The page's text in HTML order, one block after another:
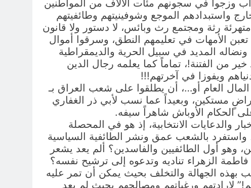
وزجوا في سجونهم مئات الآلاف من المواطنين
واستبدادهم الموجع وشوفينيتهم وطائفيتهم
متهرئة رثة ومجتمع رث وبائس، لا دستور ولا قانون
تعبن الأمهات في تعليمهم النطق، وسرقوا أموال
المديد في سبيل الحرية والديمقراطية
من الفتنة!، تماماً كما يعلمه رجال الدين
ويفوزا في آخرتهم!!!
المال العام أو…، أن يطلقوا على شعب العراق بـ
مستكين، وبعيداً عما نسب لأبي ذر الغفاري
الحكام الأوباش شاهراً سيفه.
والدعايات الانتخابية، إذ هو في المحصلة
واستفرد بالشعب عمق ونشر الطائفية السياسية
وهو أول الطائفيين والفاسدين؟ ألم يعد يشعر
الزهراء تناديه وتدعوه إلى ترشيح نفسه؟
بهذه الجهالة والتخلف بحيث يمكن أن تمر عليه
لإرادتهم ورغباتهم ومصالحهم بحيث لم يعد